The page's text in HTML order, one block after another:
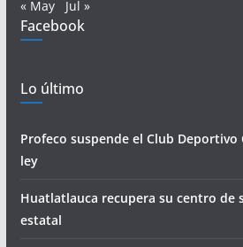
« May Jul »
Facebook
Lo último
Profeco suspende el Club
ley
Huatlatlauca recupera su centro de
estatal